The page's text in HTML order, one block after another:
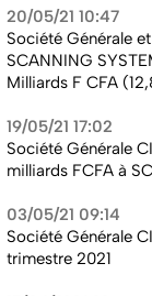
20/05/21 10:47
Société Générale
SCANNING
Milliards F CFA
19/05/21 17:02
Société Générale
milliards FCFA à
03/05/21 09:14
Société Générale
trimestre 2021